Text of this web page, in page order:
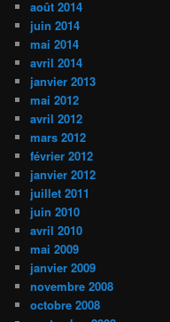
août 2014
juin 2014
mai 2014
avril 2014
janvier 2013
mai 2012
avril 2012
mars 2012
février 2012
janvier 2012
juillet 2011
juin 2010
avril 2010
mai 2009
janvier 2009
novembre 2008
octobre 2008